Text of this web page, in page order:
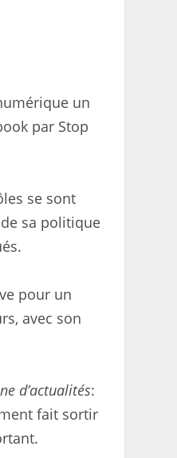
un
par Stop
se sont
sa politique
pour un
avec son
d’actualités:
fait sortir